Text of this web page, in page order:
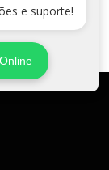
e suporte!